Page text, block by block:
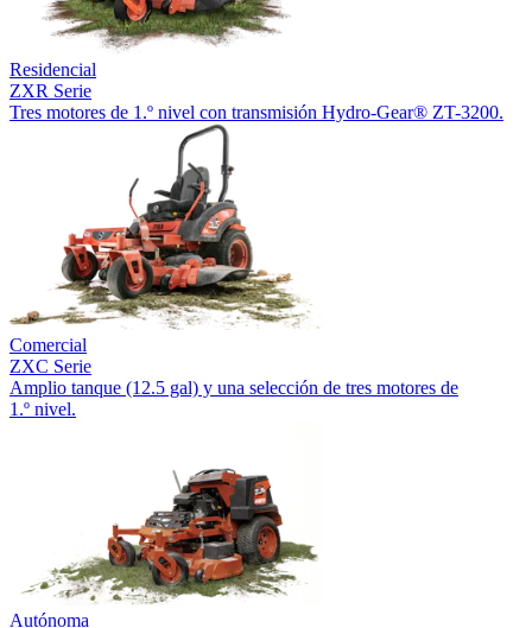
Residencial
ZXR Serie
Tres motores de 1.º nivel con transmisión Hydro-Gear® ZT-3200.
Comercial
ZXC Serie
Amplio tanque (12.5 gal) y una selección de tres motores de
1.º nivel.
Autónoma